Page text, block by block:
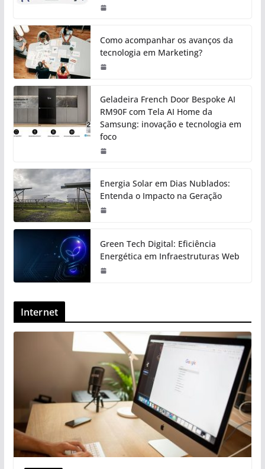
Como acompanhar os avanços da
tecnologia em Marketing?
Geladeira French Door Bespoke AI
RM90F com Tela AI Home da
Samsung: inovação e tecnologia em
foco
Energia Solar em Dias Nublados:
Entenda o Impacto na Geração
Green Tech Digital: Eficiência
Energética em Infraestruturas Web
Internet